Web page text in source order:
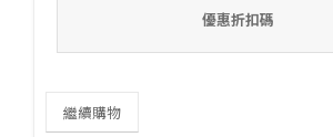
優惠折扣碼
繼續購物